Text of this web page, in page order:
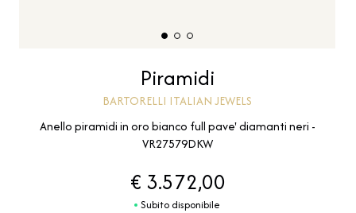
Piramidi
BARTORELLI ITALIAN JEWELS
Anello piramidi in oro bianco full pave' diamanti neri -
VR27579DKW
€ 3.572,00
Subito disponibile